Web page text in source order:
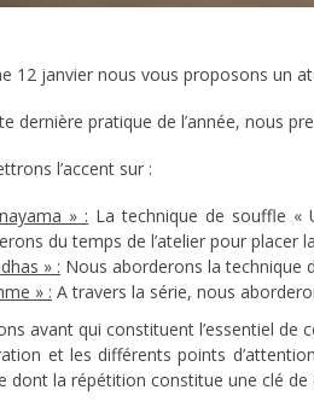
12 janvier nous vous proposons un
dernière pratique de l’année, nous
l’accent sur :
» : La technique de souffle «
du temps de l’atelier pour placer
» : Nous aborderons la technique
» : A travers la série, nous
avant qui constituent l’essentiel de
et les différents points
dont la répétition constitue une clé de